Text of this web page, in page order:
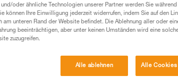
die es in diesem Tech Tipp geht,
diese Zusatzinformationen verstehen zu
enthaltenen Informationen richtig
Ausbildung und ein spezielles
Sie in der Lage sind, den Vorgang
oder ähnliche Technologien unserer Partner werden Sie während
können Ihre Einwilligung jederzeit widerrufen, indem Sie auf den
am unteren Rand der Website befindet. Die Ablehnung aller oder
beeinträchtigen, aber unter keinen Umständen wird eine
zuzugreifen.
Alle ablehnen Alle